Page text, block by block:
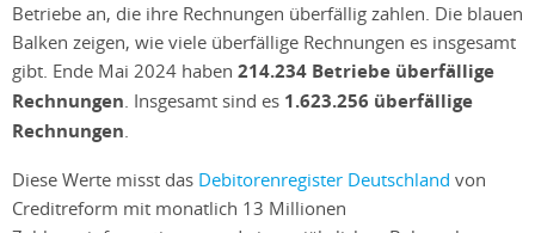
Betriebe an, die ihre Rechnungen überfällig zahlen. Die blauen
Balken zeigen, wie viele überfällige Rechnungen es insgesamt
gibt. Ende Mai 2024 haben 214.234 Betriebe überfällige
Rechnungen. Insgesamt sind es 1.623.256 überfällige
Rechnungen.
Diese Werte misst das Debitorenregister Deutschland von
Creditreform mit monatlich 13 Millionen